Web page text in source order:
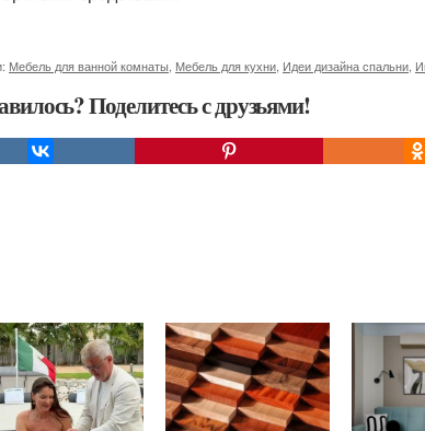
Мебель для ванной комнаты Мебель для кухни Идеи дизайна спальни
Поделитесь с друзьями!